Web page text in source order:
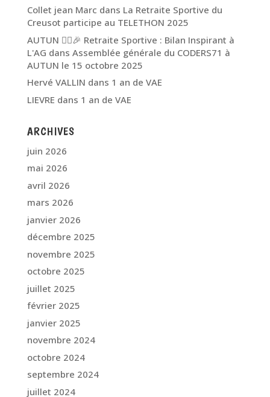
Collet jean Marc dans La Retraite Sportive du
Creusot participe au TELETHON 2025
AUTUN 🏃‍♂️🎉 Retraite Sportive : Bilan Inspirant à
L'AG dans Assemblée générale du CODERS71 à
AUTUN le 15 octobre 2025
Hervé VALLIN dans 1 an de VAE
LIEVRE dans 1 an de VAE
ARCHIVES
juin 2026
mai 2026
avril 2026
mars 2026
janvier 2026
décembre 2025
novembre 2025
octobre 2025
juillet 2025
février 2025
janvier 2025
novembre 2024
octobre 2024
septembre 2024
juillet 2024